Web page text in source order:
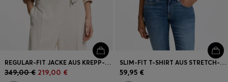
REGULAR-FIT JACKE AUS KREPP-GEWEBE MIT REISSVERSCHLUSS
349,00 € 219,00 €
SLIM-FIT T-SHIRT AUS STRETCH-BAUMWOLLE MIT LOGO-STICKEREI
59,95 €